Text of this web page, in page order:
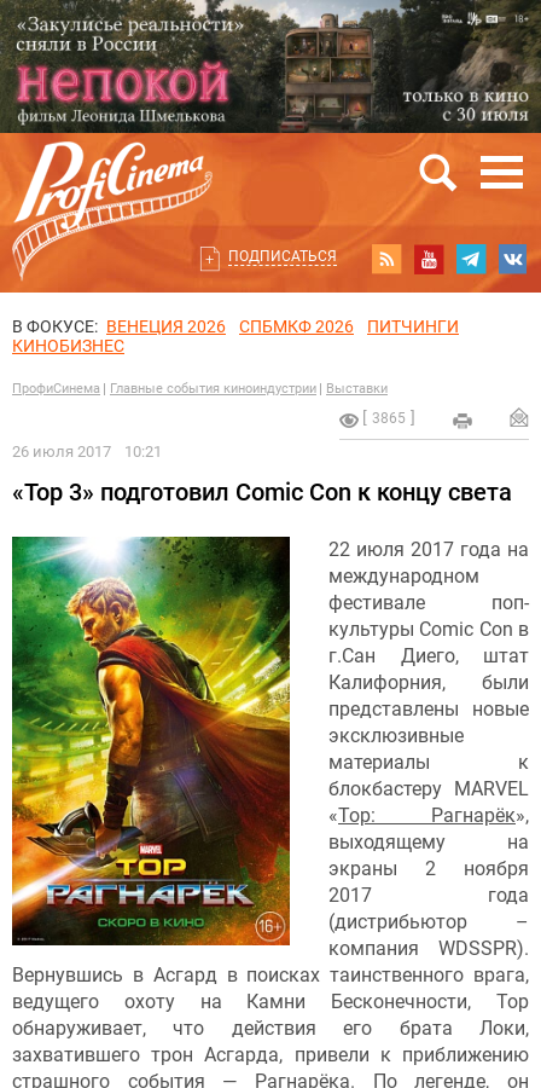
ПОДПИСАТЬСЯ
В ФОКУСЕ: ВЕНЕЦИЯ 2026 СПБМКФ 2026
ПИТЧИНГИ
КИНОБИЗНЕС
ПрофиСинема Главные события киноиндустрии Выставки
3865
26 июля 2017 10:21
«Тор 3» подготовил Comic Con к концу света
22 июля 2017 года на
международном
фестивале поп-
культуры Comic Con в
г.Сан Диего, штат
Калифорния, были
представлены новые
эксклюзивные
материалы к
блокбастеру MARVEL
«Тор: Рагнарёк»,
выходящему на
экраны 2 ноября
2017 года
(дистрибьютор –
компания WDSSPR).
Вернувшись в Асгард в поисках таинственного врага,
ведущего охоту на Камни Бесконечности, Тор
обнаруживает, что действия его брата Локи,
захватившего трон Асгарда, привели к приближению
страшного события — Рагнарёка. По легенде, он